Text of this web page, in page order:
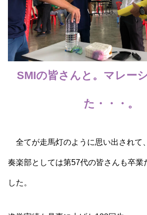
SMIの皆さんと。マレー
た・・・。
全てが走馬灯のように思い出されて
奏楽部としては第57代の皆さんも卒業
した。